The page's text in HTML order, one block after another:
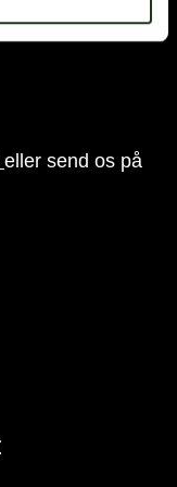
eller send os på